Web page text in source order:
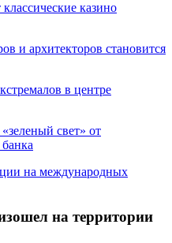
казино
и архитекторов становится
в центре
свет» от
на международных
на территории